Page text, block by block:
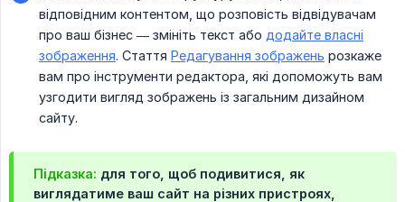
відповідним контентом, що розповість відвідувачам
про ваш бізнес — змініть текст або додайте власні
зображення. Стаття Редагування зображень розкаже
вам про інструменти редактора, які допоможуть вам
узгодити вигляд зображень із загальним дизайном
сайту.
Підказка: для того, щоб подивитися, як
виглядатиме ваш сайт на різних пристроях,